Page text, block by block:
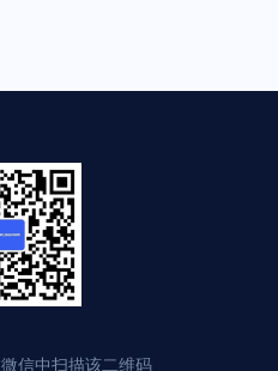
信中扫描该二维码